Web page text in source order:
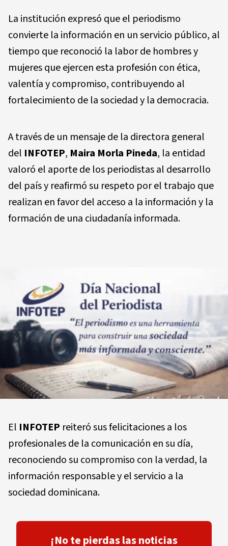
La institución expresó que el periodismo
convierte la información en un servicio público, al
tiempo que reconoció la labor de hombres y
mujeres que ejercen esta profesión con ética,
valentía y compromiso, contribuyendo al
fortalecimiento de la sociedad y la democracia.
A través de un mensaje de la directora general
del INFOTEP, Maira Morla Pineda, la entidad
valoró el aporte de los periodistas al desarrollo
del país y reafirmó su respeto por el trabajo que
realizan en favor del acceso a la información y la
formación de una ciudadanía informada.
El INFOTEP reiteró sus felicitaciones a los
profesionales de la comunicación en su día,
reconociendo su compromiso con la verdad, la
información responsable y el servicio a la
sociedad dominicana.
¡No te pierdas las noticias